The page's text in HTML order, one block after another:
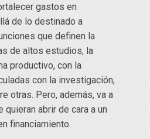
gastos en
de lo destinado a
que definen la
de altos estudios, la
productivo, con la
con la investigación,
otras. Pero, además, va a
abrir de cara a un
financiamiento.